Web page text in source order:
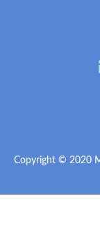
Copyright © 2020